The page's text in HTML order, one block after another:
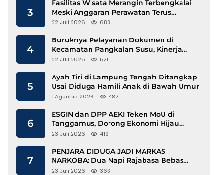
3
Fasilitas Wisata Merangin Terbengkalai
Meski Anggaran Perawatan Terus
Mengalir
22 Juli 2026 683
4
Buruknya Pelayanan Dokumen di
Kecamatan Pangkalan Susu, Kinerja
Disdukcapil Langkat Disorot
22 Juli 2026 528
5
Ayah Tiri di Lampung Tengah Ditangkap
Usai Diduga Hamili Anak di Bawah Umur
1 Agustus 2026 487
6
ESGIN dan DPP AEKI Teken MoU di
Tanggamus, Dorong Ekonomi Hijau
Berbasis Kopi dan Perdagangan Karbon
23 Juli 2026 419
7
PENJARA DIDUGA JADI MARKAS
NARKOBA: Dua Napi Rajabasa Bebas
Gunakan HP, Muncul Dugaan
23 Juli 2026 363